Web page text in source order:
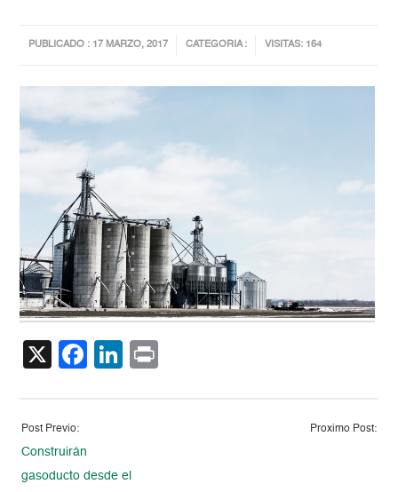
PUBLICADO : 17 MARZO, 2017 CATEGORIA : VISITAS: 164
X Facebook
LinkedIn
Post Previo:
Construirán
gasoducto desde el
Proximo Post: